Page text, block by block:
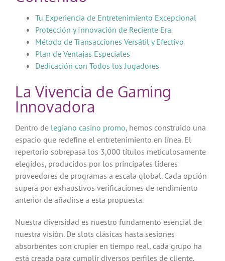
Tu Experiencia de Entretenimiento Excepcional
Protección y Innovación de Reciente Era
Método de Transacciones Versátil y Efectivo
Plan de Ventajas Especiales
Dedicación con Todos los Jugadores
La Vivencia de Gaming
Innovadora
Dentro de legiano casino promo, hemos construido una
espacio que redefine el entretenimiento en línea. El
repertorio sobrepasa los 3,000 títulos meticulosamente
elegidos, producidos por los principales líderes
proveedores de programas a escala global. Cada opción
supera por exhaustivos verificaciones de rendimiento
anterior de añadirse a esta propuesta.
Nuestra diversidad es nuestro fundamento esencial de
nuestra visión. De slots clásicas hasta sesiones
absorbentes con crupier en tiempo real, cada grupo ha
está creada para cumplir diversos perfiles de cliente.